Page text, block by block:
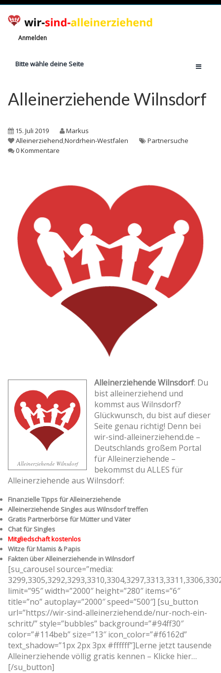
Anmelden
Bitte wähle deine Seite
Jetzt registrieren!
Anzahl Alleinerziehende
Finanzielle Hilfe
Rechte
Alleinerziehende Wilnsdorf
15. Juli 2019
Markus
Alleinerziehend,Nordrhein-Westfalen
Partnersuche
0 Kommentare
Alleinerziehende Wilnsdorf
Alleinerziehende Wilnsdorf: Du
bist alleinerziehend und
kommst aus Wilnsdorf?
Glückwunsch, du bist auf dieser
Seite genau richtig! Denn bei
wir-sind-alleinerziehend.de –
Deutschlands großem Portal
für Alleinerziehende –
bekommst du ALLES für
Alleinerziehende aus Wilnsdorf:
Finanzielle Tipps für Alleinerziehende
Alleinerziehende Singles aus Wilnsdorf treffen
Gratis Partnerbörse für Mütter und Väter
Chat für Singles
Mitgliedschaft kostenlos
Witze für Mamis & Papis
Fakten über Alleinerziehende in Wilnsdorf
[su_carousel source=”media:
limit=”95″ width=”2000″ height=”280″ items=”6″
title=”no” autoplay=”2000″ speed=”500″] [su_button
url=”https://wir-sind-alleinerziehend.de/nur-noch-ein-
schritt/” style=”bubbles” background=”#94ff30″
color=”#114beb” size=”13″ icon_color=”#f6162d”
text_shadow=”1px 2px 3px #ffffff”]Lerne jetzt tausende
Alleinerziehende völlig gratis kennen – Klicke hier…
[/su_button]